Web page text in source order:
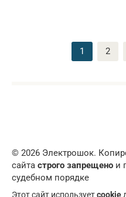
1 2
© 2026 Электрошок.
сайта строго запрещено и
судебном порядке
Этот сайт используетcookie